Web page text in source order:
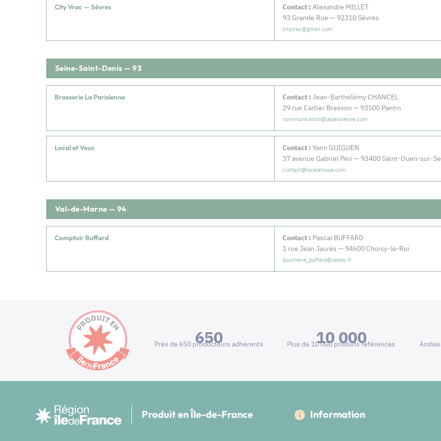
City Vrac — Sèvres Contact : Alexandre MILLET
93 Grande Rue — 92310 Sèvres
cityvrac@gmail.com
Seine-Saint-Denis — 93
Brasserie La Parisienne Contact : Jean-Barthélémy CHANCEL
29 rue Cartier Bresson — 93500 Pantin
communication@laparisienne.com
Local et Vous Contact : Yann GUIGUEN
37 avenue Gabriel Péri — 93400 Saint-Ouen-sur-
contact@localetvous.com
Val-de-Marne — 94
Comptoir Buffard Contact : Pascal BUFFARD
1 rue Jean Jaurès — 94600 Choisy-le-Roi
boucherie_buffard@yahoo.fr
650
Près de 650 producteurs adhérents 10 000
Plus de 10 000 produits référencés
Produit en Île-de-France Information